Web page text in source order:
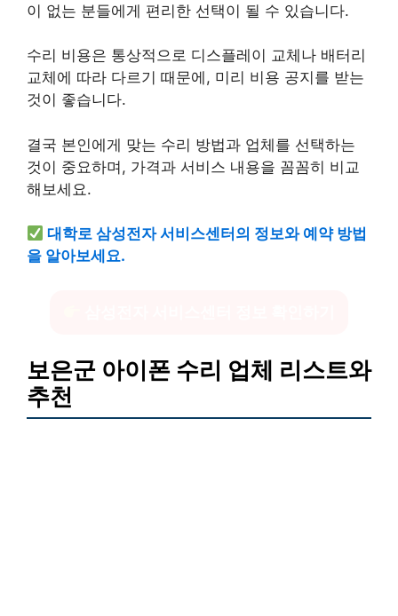
이 없는 분들에게 편리한 선택이 될 수 있습니다.
수리 비용은 통상적으로 디스플레이 교체나 배터리
교체에 따라 다르기 때문에, 미리 비용 공지를 받는
것이 좋습니다.
결국 본인에게 맞는 수리 방법과 업체를 선택하는
것이 중요하며, 가격과 서비스 내용을 꼼꼼히 비교
해보세요.
대학로 삼성전자 서비스센터의 정보와 예약 방법
을 알아보세요.
보은군 아이폰 수리 업체 리스트와
추천